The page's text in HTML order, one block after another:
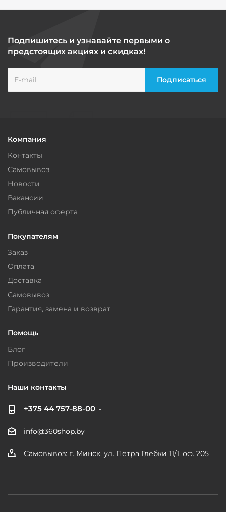
Подпишитесь и узнавайте первыми о
предстоящих акциях и скидках!
Компания
Контакты
Самовывоз
Новости
Вакансии
Публичная оферта
Покупателям
Заказ
Оплата
Доставка
Самовывоз
Гарантия, замена и возврат
Помощь
Блог
Производители
Наши контакты
+375 44 757-88-00
info@360shop.by
Самовывоз: г. Минск, ул. Петра Глебки 11/1, оф. 205